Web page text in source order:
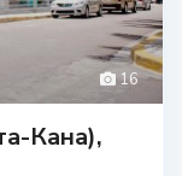
16
Кана),